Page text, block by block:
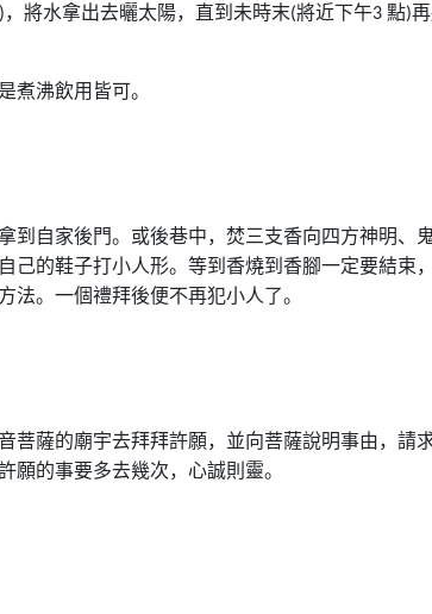
)，將水拿出去曬太陽，直到未時末(將近下午3 點)
煮沸飲用皆可。
到自家後門。或後巷中，焚三支香向四方神明、
己的鞋子打小人形。等到香燒到香腳一定要結束
法。一個禮拜後便不再犯小人了。
菩薩的廟宇去拜拜許願，並向菩薩說明事由，請
願的事要多去幾次，心誠則靈。